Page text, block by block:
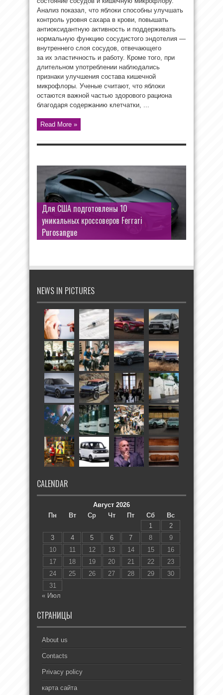
Анализ показал, что яблоки способны улучшать
контроль уровня сахара в крови, повышать
антиоксидантную активность и поддерживать
нормальную функцию сосудистого эндотелия —
внутреннего слоя сосудов, отвечающего
за их эластичность и работу. Кроме того, при
длительном употреблении наблюдались
признаки улучшения состава кишечной
микрофлоры. Ученые считают, что яблоки
остаются важной частью здорового рациона
благодаря содержанию клетчатки, ...
Read More »
Для США подготовлены 10
уникальных кроссоверов Ferrari
Purosangue
NEWS IN PICTURES
CALENDAR
Август 2026
Пн
Вт Ср Чт Пт Сб
Вс
1
2
3
4 5 6 7 8
9
10
11 12 13 14 15
16
17
18 19 20 21 22
23
24
25 26 27 28 29
30
31
« Июл
СТРАНИЦЫ
About us
Contacts
Privacy policy
карта сайта